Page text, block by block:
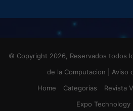
© Copyright 2026, Reservados todos
de la Computacion
Aviso
Home
Categorias Revista
Expo Technology